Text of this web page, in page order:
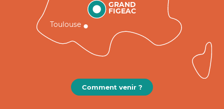
GRAND
FIGEAC
Toulouse
Comment venir ?